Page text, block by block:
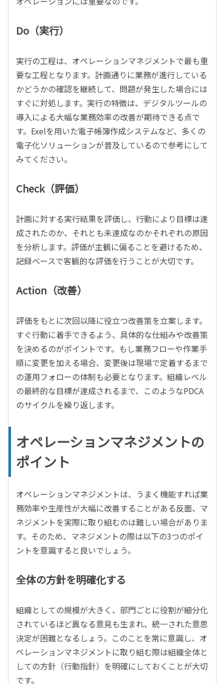
Do（実行）
実行の工程は、オペレーションマネジメントで最も重
要な工程となります。計画通りに業務が進行している
かどうかの確認を継続して、問題が発生した場合には
すぐに対処します。実行の特徴は、デジタルツールの
導入による大幅な業務効率の改善が期待できる点で
す。Exelを用いた電子帳簿作成システムなど、多くの
電子化ソリューションが普及しているので参考にして
みてください。
Check（評価）
計画に対する実行結果を評価し、行動により目標は達
成されたのか、それとも未達成なのかそれぞれの原因
を分析します。評価が主観に偏ることを避けるため、
記録ベースで客観的な評価を行うことが大切です。
Action（改善）
評価をもとに次回以降に役立つ改善策を立案します。
すぐ行動に着手できるよう、具体的な仕組みや改善策
を決めるのがポイントです。もし業務フローや作業手
順に変更を加える場合、変更後は現場で定着するまで
の運用フォローの体制も必要となります。組織レベル
の最終的な目標が達成されるまで、このようなPDCA
のサイクルを繰り返します。
オペレーションマネジメントの
ポイント
オペレーションマネジメントは、うまく機能すれば業
務効率や生産性が大幅に改善することがある反面、マ
ネジメントを実際に取り組むのは難しい場合がありま
す。そのため、マネジメントの際は以下の3つのポイ
ントを意識すると良いでしょう。
全体の方針を明確化する
組織としての規模が大きく、部門ごとに役割が細分化
されているほど異なる意見も生まれ、統一された意思
決定が困難となるしょう。このことを常に意識し、オ
ペレーションマネジメントに取り組む際は組織全体と
しての方針（行動指針）を明確にしておくことが大切
です。